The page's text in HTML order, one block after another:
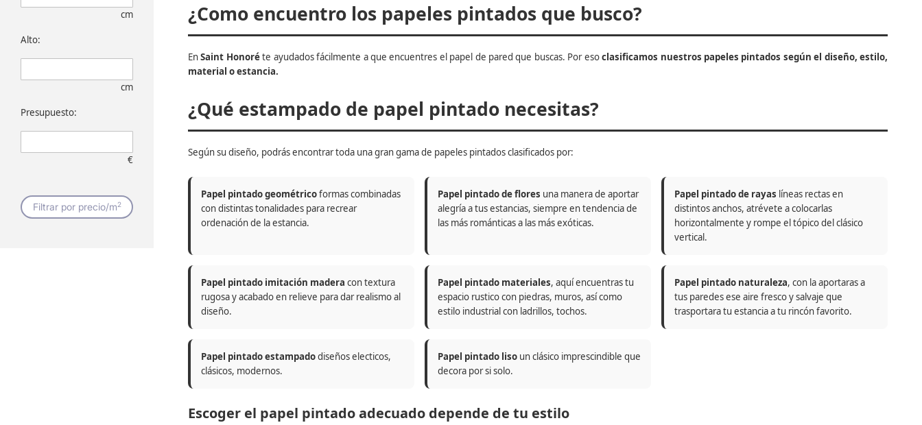
¿Como encuentro los papeles pintados que busco?
EnSaint Honoréte ayudados fácilmente a que encuentres el papel de pared que buscas. Por esoclasificamos nuestros papeles pintados según el diseño, estilo,
material o estancia.
¿Qué estampado de papel pintado necesitas?
Según su diseño, podrás encontrar toda una gran gama de papeles pintados clasificados por:
Papel pintado geométricoformas combinadas
con distintas tonalidades para recrear
ordenación de la estancia.
Papel pintado de flores una manera de aportar
alegría a tus estancias, siempre en tendencia de
las más románticas a las más exóticas.
Papel pintado de rayas líneas rectas en
distintos anchos, atrévete a colocarlas
horizontalmente y rompe el tópico del clásico
vertical.
Papel pintado imitación madera con textura
rugosa y acabado en relieve para dar realismo al
diseño.
Papel pintado materiales, aquí encuentras tu
espacio rustico con piedras, muros, así como
estilo industrial con ladrillos, tochos.
Papel pintado naturaleza, con la aportaras a
tus paredes ese aire fresco y salvaje que
trasportara tu estancia a tu rincón favorito.
Papel pintado estampadodiseños electicos,
clásicos, modernos.
Papel pintado liso un clásico imprescindible que
decora por si solo.
Escoger el papel pintado adecuado depende de tu estilo
cm
Alto:
cm
Presupuesto:
€
Filtrar por precio/m2